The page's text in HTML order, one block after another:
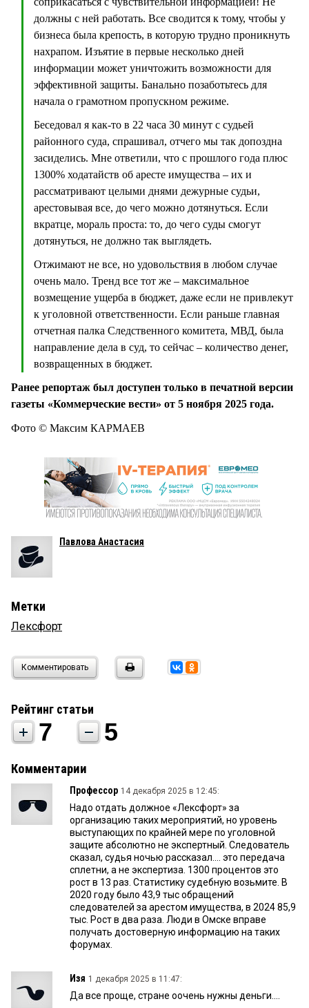
должны с ней работать. Все сводится к тому, чтобы у
бизнеса была крепость, в которую трудно проникнуть
нахрапом. Изъятие в первые несколько дней
информации может уничтожить возможности для
эффективной защиты. Банально позаботьтесь для
начала о грамотном пропускном режиме.
Беседовал я как-то в 22 часа 30 минут с судьей
районного суда, спрашивал, отчего мы так допоздна
засиделись. Мне ответили, что с прошлого года плюс
1300% ходатайств об аресте имущества – их и
рассматривают целыми днями дежурные судьи,
арестовывая все, до чего можно дотянуться. Если
вкратце, мораль проста: то, до чего суды смогут
дотянуться, не должно так выглядеть.
Отжимают не все, но удовольствия в любом случае
очень мало. Тренд все тот же – максимальное
возмещение ущерба в бюджет, даже если не привлекут
к уголовной ответственности. Если раньше главная
отчетная палка Следственного комитета, МВД, была
направление дела в суд, то сейчас – количество денег,
возвращенных в бюджет.
Ранее репортаж был доступен только в печатной версии
газеты «Коммерческие вести» от 5 ноября 2025 года.
Фото © Максим КАРМАЕВ
Павлова Анастасия
Метки
Лексфорт
Комментировать
Рейтинг статьи
7 5
Комментарии
Профессор 14 декабря 2025 в 12:45:
Надо отдать должное «Лексфорт» за
организацию таких мероприятий, но уровень
выступающих по крайней мере по уголовной
защите абсолютно не экспертный. Следователь
сказал, судья ночью рассказал.... это передача
сплетни, а не экспертиза. 1300 процентов это
рост в 13 раз. Статистику судебную возьмите. В
2020 году было 43,9 тыс обращений
следователей за арестом имущества, в 2024 85,9
тыс. Рост в два раза. Люди в Омске вправе
получать достоверную информацию на таких
форумах.
Изя 1 декабря 2025 в 11:47:
Да все проще, стране оочень нужны деньги....